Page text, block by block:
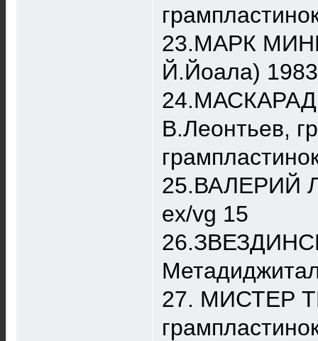
23.МАРК
Й.Йоала)
24.МАСКАРАД
В.Леонтьев,
25.ВАЛЕРИЙ
ex/vg 15
27. МИСТЕР